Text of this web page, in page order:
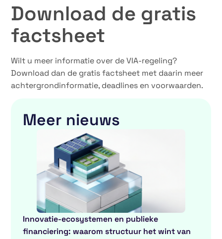
Download de gratis
factsheet
Wilt u meer informatie over de VIA-regeling?
Download dan de gratis factsheet met daarin meer
achtergrondinformatie, deadlines en voorwaarden.
Meer nieuws
Innovatie-ecosystemen en publieke
financiering: waarom structuur het wint van